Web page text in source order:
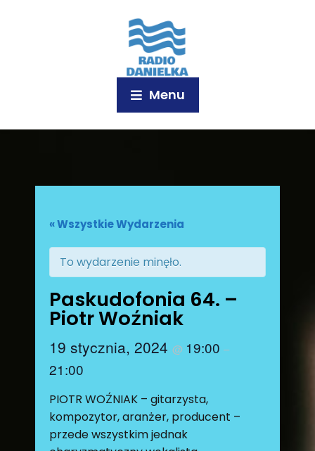
Menu
« Wszystkie Wydarzenia
To wydarzenie minęło.
Paskudofonia 64. –
Piotr Woźniak
19 stycznia, 2024 @ 19:00 –
21:00
PIOTR WOŹNIAK – gitarzysta,
kompozytor, aranżer, producent –
przede wszystkim jednak